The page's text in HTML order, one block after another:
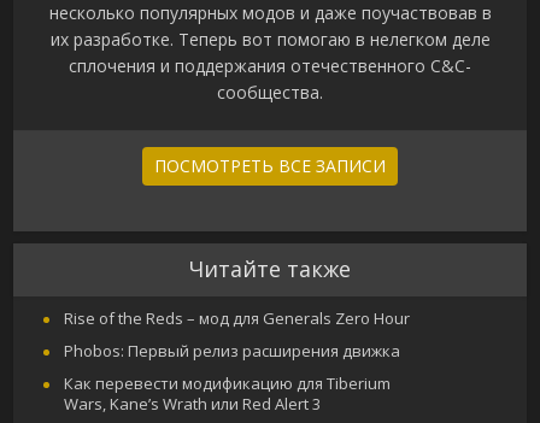
несколько популярных модов и даже поучаствовав в
их разработке. Теперь вот помогаю в нелегком деле
сплочения и поддержания отечественного C&C-
сообщества.
ПОСМОТРЕТЬ ВСЕ ЗАПИСИ
Читайте также
Rise of the Reds – мод для Generals Zero Hour
Phobos: Первый релиз расширения движка
Как перевести модификацию для Tiberium
Wars, Kane’s Wrath или Red Alert 3